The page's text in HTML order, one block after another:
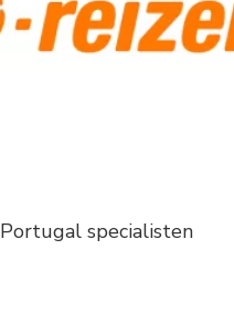
Portugal specialisten